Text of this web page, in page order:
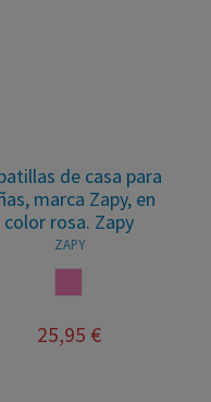
de casa para
marca Zapy, en
color rosa. Zapy
ZAPY
25,95 €